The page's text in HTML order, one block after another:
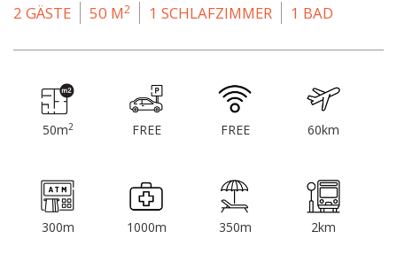
2 GÄSTE 50 M2 1 SCHLAFZIMMER 1 BAD
50m2 FREE FREE 60km
300m 1000m 350m 2km